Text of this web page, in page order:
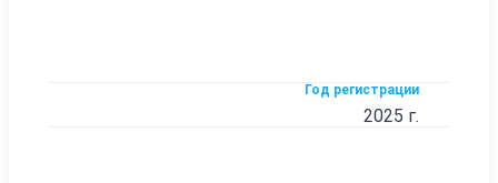
Год регистрации
2025 г.